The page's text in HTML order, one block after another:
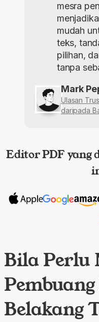
mesra
mudah
teks,
pilihan,
tanpa
Mark
Ulasan
daripada
Editor PDF yang
Bila Perlu
Belakang